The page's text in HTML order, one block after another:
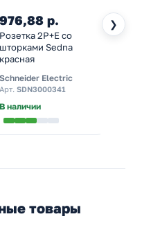
❯
976,88 р.
Розетка 2Р+Е со
шторками Sedna
красная
Schneider Electric
Арт. SDN3000341
В наличии
товары